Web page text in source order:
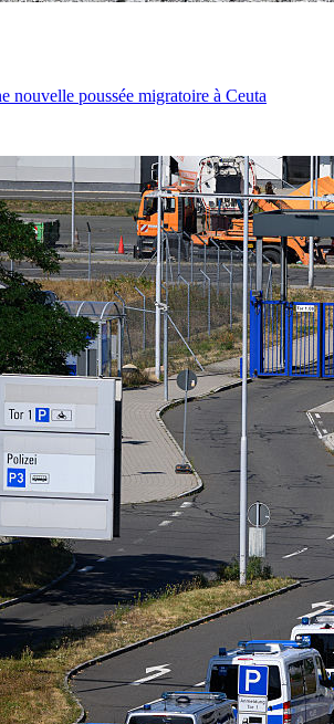
nouvelle poussée migratoire à Ceuta